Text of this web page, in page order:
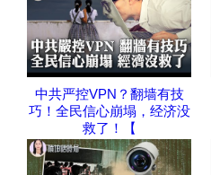
中共严控VPN？翻墙有技
巧！全民信心崩塌，经济没
救了！【